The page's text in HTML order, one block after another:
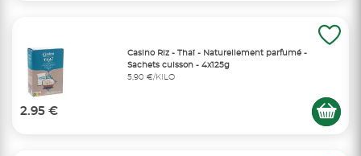
Casino Riz - Thaï - Naturellement parfumé -
Sachets cuisson - 4x125g
5,90 €/KILO
2.95 €